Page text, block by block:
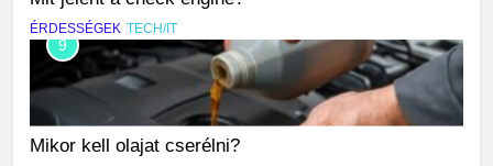
ÉRDESSÉGEK TECH/IT
9
Mikor kell olajat cserélni?